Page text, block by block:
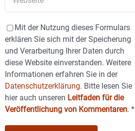
Mit der Nutzung dieses Formulars
erklären Sie sich mit der Speicherung
und Verarbeitung Ihrer Daten durch
diese Website einverstanden. Weitere
Informationen erfahren Sie in der
Datenschutzerklärung. Bitte lesen Sie
hier auch unseren Leitfaden für die
Veröffentlichung von Kommentaren.*